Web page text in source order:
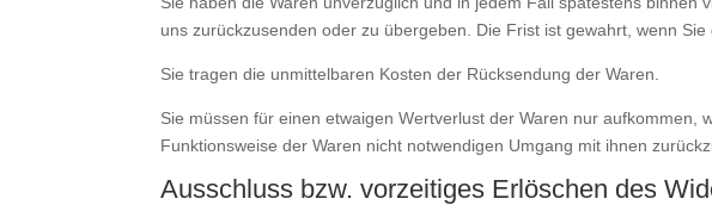
uns zurückzusenden oder zu übergeben. Die Frist ist gewahrt, wenn
Sie tragen die unmittelbaren Kosten der Rücksendung der Waren.
Sie müssen für einen etwaigen Wertverlust der Waren nur
Funktionsweise der Waren nicht notwendigen Umgang mit ihnen
Ausschluss bzw. vorzeitiges Erlöschen des